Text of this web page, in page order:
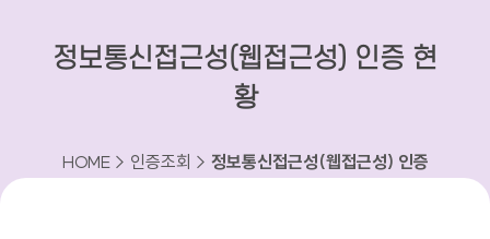
정보통신접근성(웹접근성) 인증 현
황
HOME > 인증조회 > 정보통신접근성(웹접근성) 인증